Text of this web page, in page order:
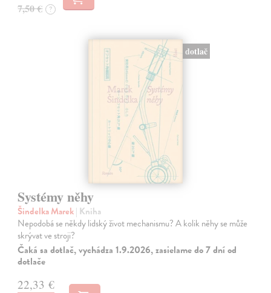
7,50 € ?
dotlač
Systémy něhy
Šindelka Marek| Kniha
Nepodobá se někdy lidský život mechanismu? A kolik něhy se může
skrývat ve stroji?
Čaká sa dotlač, vychádza 1.9.2026, zasielame do 7 dní od
dotlače
22,33 €